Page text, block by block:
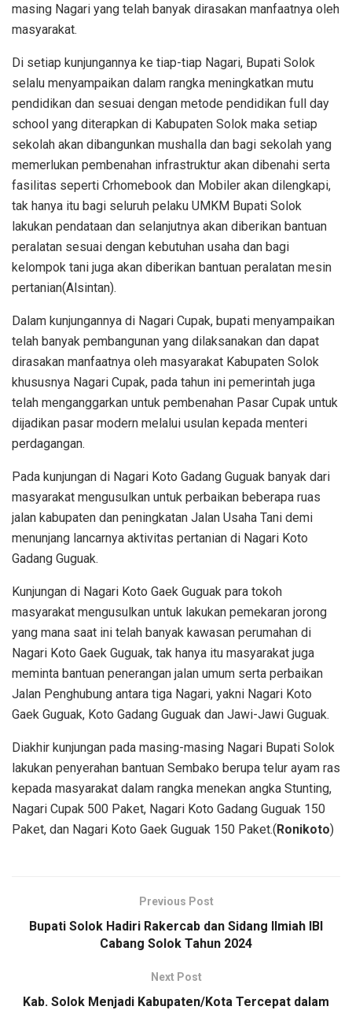
masing Nagari yang telah banyak dirasakan manfaatnya oleh
masyarakat.
Di setiap kunjungannya ke tiap-tiap Nagari, Bupati Solok
selalu menyampaikan dalam rangka meningkatkan mutu
pendidikan dan sesuai dengan metode pendidikan full day
school yang diterapkan di Kabupaten Solok maka setiap
sekolah akan dibangunkan mushalla dan bagi sekolah yang
memerlukan pembenahan infrastruktur akan dibenahi serta
fasilitas seperti Crhomebook dan Mobiler akan dilengkapi,
tak hanya itu bagi seluruh pelaku UMKM Bupati Solok
lakukan pendataan dan selanjutnya akan diberikan bantuan
peralatan sesuai dengan kebutuhan usaha dan bagi
kelompok tani juga akan diberikan bantuan peralatan mesin
pertanian(Alsintan).
Dalam kunjungannya di Nagari Cupak, bupati menyampaikan
telah banyak pembangunan yang dilaksanakan dan dapat
dirasakan manfaatnya oleh masyarakat Kabupaten Solok
khususnya Nagari Cupak, pada tahun ini pemerintah juga
telah menganggarkan untuk pembenahan Pasar Cupak untuk
dijadikan pasar modern melalui usulan kepada menteri
perdagangan.
Pada kunjungan di Nagari Koto Gadang Guguak banyak dari
masyarakat mengusulkan untuk perbaikan beberapa ruas
jalan kabupaten dan peningkatan Jalan Usaha Tani demi
menunjang lancarnya aktivitas pertanian di Nagari Koto
Gadang Guguak.
Kunjungan di Nagari Koto Gaek Guguak para tokoh
masyarakat mengusulkan untuk lakukan pemekaran jorong
yang mana saat ini telah banyak kawasan perumahan di
Nagari Koto Gaek Guguak, tak hanya itu masyarakat juga
meminta bantuan penerangan jalan umum serta perbaikan
Jalan Penghubung antara tiga Nagari, yakni Nagari Koto
Gaek Guguak, Koto Gadang Guguak dan Jawi-Jawi Guguak.
Diakhir kunjungan pada masing-masing Nagari Bupati Solok
lakukan penyerahan bantuan Sembako berupa telur ayam ras
kepada masyarakat dalam rangka menekan angka Stunting,
Nagari Cupak 500 Paket, Nagari Koto Gadang Guguak 150
Paket, dan Nagari Koto Gaek Guguak 150 Paket.(Ronikoto)
Previous Post
Bupati Solok Hadiri Rakercab dan Sidang Ilmiah IBI
Cabang Solok Tahun 2024
Next Post
Kab. Solok Menjadi Kabupaten/Kota Tercepat dalam